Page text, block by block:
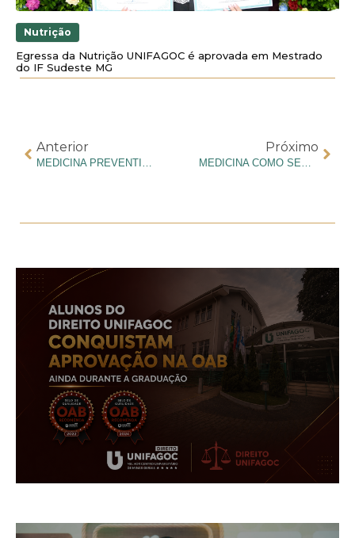
Nutrição
Egressa da Nutrição UNIFAGOC é aprovada em Mestrado
do IF Sudeste MG
Anterior Próximo